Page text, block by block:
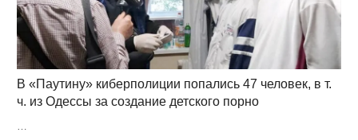
В «Паутину» киберполиции попались 47 человек, в т.
ч. из Одессы за создание детского порно
…